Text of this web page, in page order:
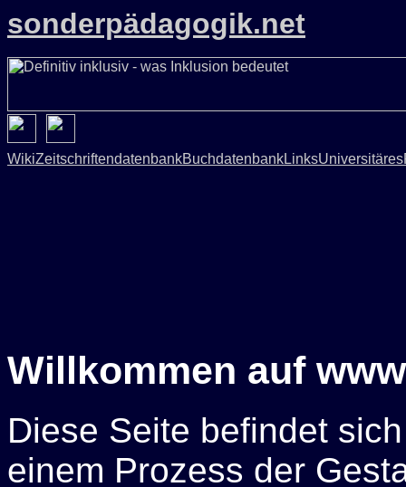
sonderpädagogik.net
WikiZeitschriftendatenbankBuchdatenbankLinksUniversitäres
Willkommen auf
Diese Seite befindet
einem Prozess der